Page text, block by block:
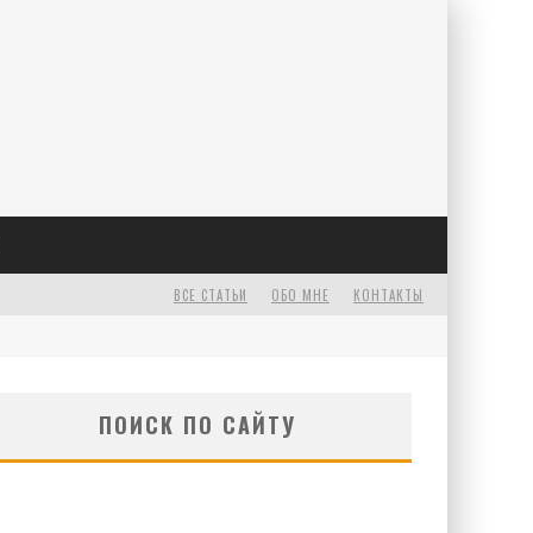
ВСЕ СТАТЬИ ОБО МНЕ КОНТАКТЫ
ПОИСК ПО САЙТУ